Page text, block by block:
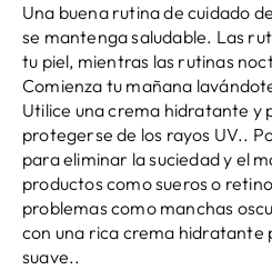
Una buena rutina de cuidado
se mantenga saludable. Las
tu piel, mientras las rutinas
Comienza tu mañana
Utilice una crema hidratante
protegerse de los rayos UV..
para eliminar la suciedad y el
productos como sueros o
problemas como manchas
con una rica crema hidratante
suave..